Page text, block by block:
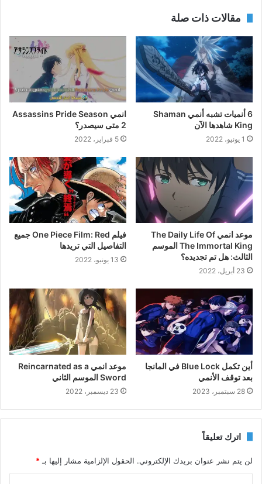
مقالات ذات صلة
6 أنميات تشبه أنمي Shaman
King شاهدها الآن
1 يونيو، 2022
انمي Assassins Pride Season
2 متى سيصدر؟
5 فبراير، 2022
موعد انمي The Daily Life Of
The Immortal King الموسم
الثالث: هل تم تجديده؟
23 أبريل، 2022
فيلم One Piece Film: Red جميع
التفاصيل التي تريدها
13 يونيو، 2022
أين تكمل Blue Lock في المانجا
بعد توقف الأنمي
28 سبتمبر، 2023
موعد انمي Reincarnated as a
Sword الموسم الثاني
23 ديسمبر، 2022
اترك تعليقاً
لن يتم نشر عنوان بريدك الإلكتروني. الحقول الإلزامية مشار إليها بـ *